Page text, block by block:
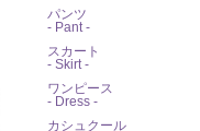
パンツ
- Pant -
スカート
- Skirt -
ワンピース
- Dress -
カシュクール